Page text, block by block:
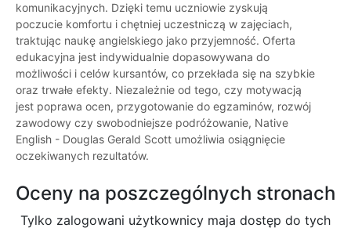
komunikacyjnych. Dzięki temu uczniowie zyskują
poczucie komfortu i chętniej uczestniczą w zajęciach,
traktując naukę angielskiego jako przyjemność. Oferta
edukacyjna jest indywidualnie dopasowywana do
możliwości i celów kursantów, co przekłada się na szybkie
oraz trwałe efekty. Niezależnie od tego, czy motywacją
jest poprawa ocen, przygotowanie do egzaminów, rozwój
zawodowy czy swobodniejsze podróżowanie, Native
English - Douglas Gerald Scott umożliwia osiągnięcie
oczekiwanych rezultatów.
Oceny na poszczególnych stronach
Tylko zalogowani użytkownicy maja dostęp do tych